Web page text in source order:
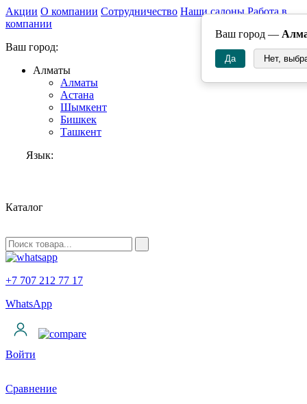
Ваш город —
Да Нет,
Акции О компании Сотрудничество Наши салоны Работа в
компании
Ваш город:
Алматы
Алматы
Астана
Шымкент
Бишкек
Ташкент
Язык:
Каталог
+7 707 212 77 17
WhatsApp
Войти
Сравнение